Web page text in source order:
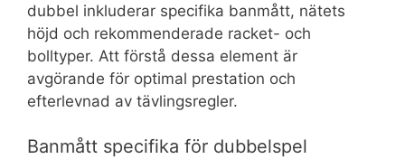
dubbel inkluderar specifika banmått, nätets
höjd och rekommenderade racket- och
bolltyper. Att förstå dessa element är
avgörande för optimal prestation och
efterlevnad av tävlingsregler.
Banmått specifika för dubbelspel